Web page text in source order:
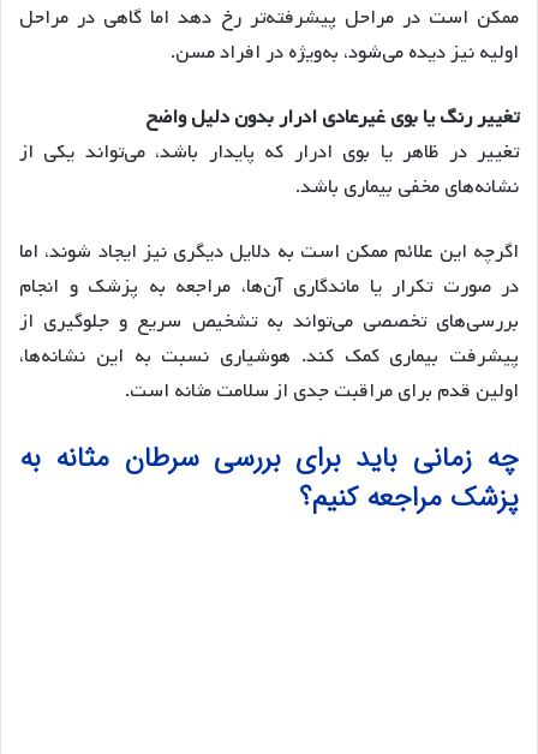
ممکن است در مراحل پیشرفته‌تر رخ دهد اما گاهی در مراحل
اولیه نیز دیده می‌شود، به‌ویژه در افراد مسن.
تغییر رنگ یا بوی غیرعادی ادرار بدون دلیل واضح
تغییر در ظاهر یا بوی ادرار که پایدار باشد، می‌تواند یکی از
نشانه‌های مخفی بیماری باشد.
اگرچه این علائم ممکن است به دلایل دیگری نیز ایجاد شوند، اما
در صورت تکرار یا ماندگاری آن‌ها، مراجعه به پزشک و انجام
بررسی‌های تخصصی می‌تواند به تشخیص سریع و جلوگیری از
پیشرفت بیماری کمک کند. هوشیاری نسبت به این نشانه‌ها،
اولین قدم برای مراقبت جدی از سلامت مثانه است.
چه زمانی باید برای بررسی سرطان مثانه به
پزشک مراجعه کنیم؟